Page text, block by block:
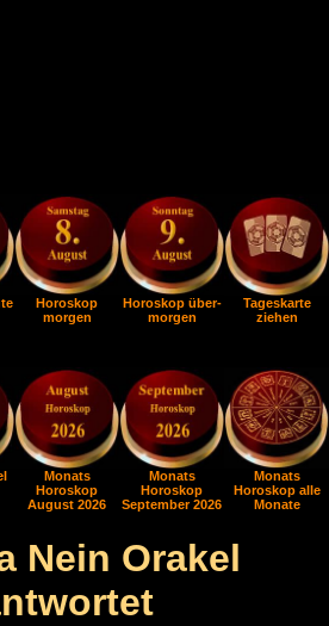
Horoskop
morgen
Horoskop über-
morgen
Tageskarte
ziehen
Monats
Horoskop
August 2026
Monats
Horoskop
September 2026
Monats
Horoskop alle
Monate
Nein Orakel